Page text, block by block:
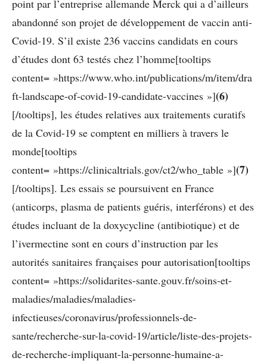
point par l’entreprise allemande Merck qui a d’ailleurs
abandonné son projet de développement de vaccin anti-
Covid-19. S’il existe 236 vaccins candidats en cours
d’études dont 63 testés chez l’homme[tooltips
content= »https://www.who.int/publications/m/item/dra
ft-landscape-of-covid-19-candidate-vaccines »](6)
[/tooltips], les études relatives aux traitements curatifs
de la Covid-19 se comptent en milliers à travers le
monde[tooltips
content= »https://clinicaltrials.gov/ct2/who_table »](7)
[/tooltips]. Les essais se poursuivent en France
(anticorps, plasma de patients guéris, interférons) et des
études incluant de la doxycycline (antibiotique) et de
l’ivermectine sont en cours d’instruction par les
autorités sanitaires françaises pour autorisation[tooltips
content= »https://solidarites-sante.gouv.fr/soins-et-
maladies/maladies/maladies-
infectieuses/coronavirus/professionnels-de-
sante/recherche-sur-la-covid-19/article/liste-des-projets-
de-recherche-impliquant-la-personne-humaine-a-